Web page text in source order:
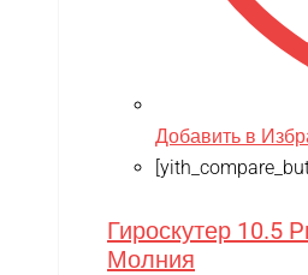
Добавить в
Гироскутер 10.5
Молния